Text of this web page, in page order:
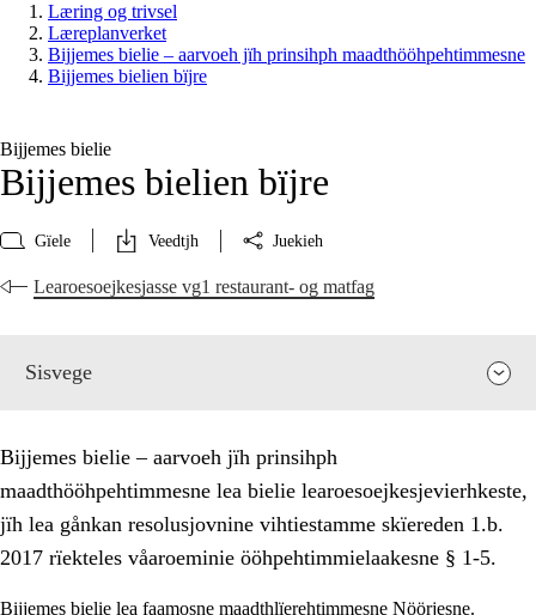
Læring og trivsel
Læreplanverket
Bijjemes bielie – aarvoeh jïh prinsihph maadthööhpehtimmesne
Bijjemes bielien bïjre
Bijjemes bielie
Bijjemes bielien bïjre
Gïele Veedtjh Juekieh
Learoesoejkesjasse vg1 restaurant- og matfag
Sisvege
Bijjemes bielie – aarvoeh jïh prinsihph
maadthööhpehtimmesne lea bielie learoesoejkesjevierhkeste,
jïh lea gånkan resolusjovnine vihtiestamme skïereden 1.b.
2017 rïekteles våaroeminie ööhpehtimmielaakesne § 1-5.
Bijjemes bielie lea faamosne maadthlïerehtimmesne Nöörjesne.